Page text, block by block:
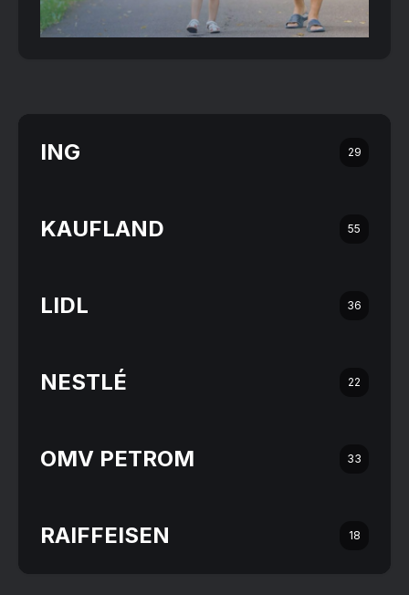
ING 29
KAUFLAND 55
LIDL 36
NESTLÉ 22
OMV PETROM 33
RAIFFEISEN 18